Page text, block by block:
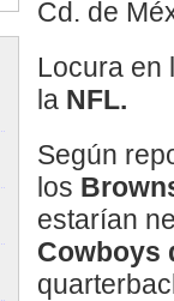
Cd. de
Locura en
la NFL.
Según
los
estarían
Cowboys